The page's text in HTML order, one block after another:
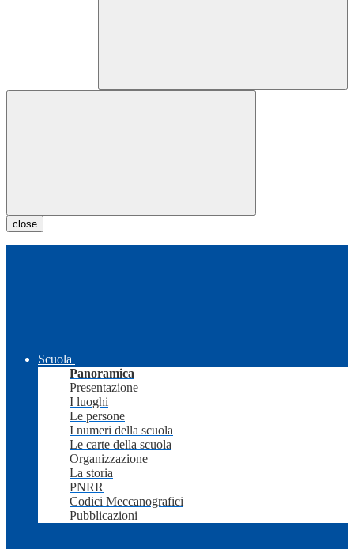
close
Scuola
Panoramica
Presentazione
I luoghi
Le persone
I numeri della scuola
Le carte della scuola
Organizzazione
La storia
PNRR
Codici Meccanografici
Pubblicazioni